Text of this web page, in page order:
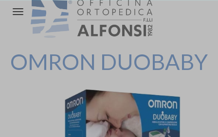
Attiva/disattiva
navigazione
OMRON DUOBABY